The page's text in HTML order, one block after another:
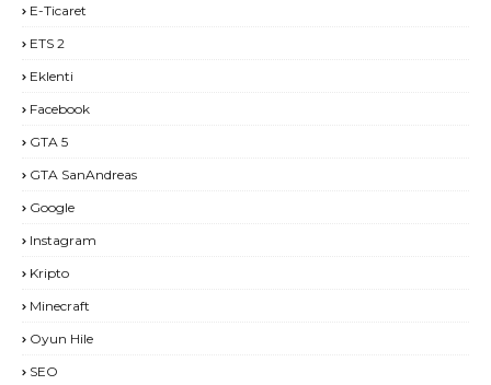
E-Ticaret
ETS 2
Eklenti
Facebook
GTA 5
GTA SanAndreas
Google
Instagram
Kripto
Minecraft
Oyun Hile
SEO